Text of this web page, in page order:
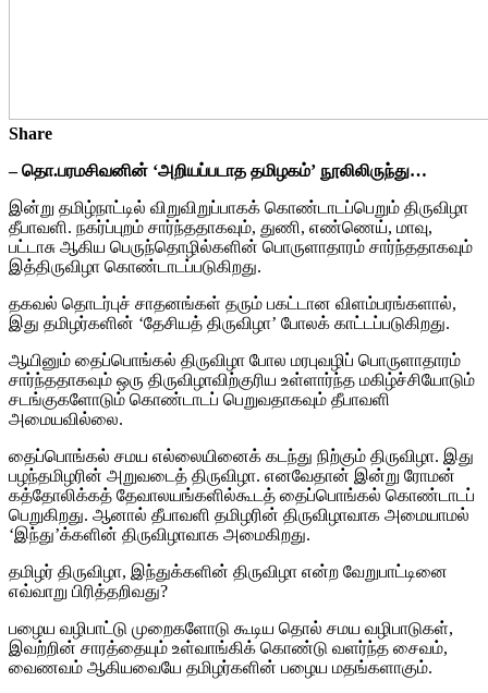
Share
– தொ.பரமசிவனின் ‘அறியப்படாத தமிழகம்’ நூலிலிருந்து…
இன்று தமிழ்நாட்டில் விறுவிறுப்பாகக் கொண்டாடப்பெறும் திருவிழா
தீபாவளி. நகர்ப்புறம் சார்ந்ததாகவும், துணி, எண்ணெய், மாவு,
பட்டாசு ஆகிய பெருந்தொழில்களின் பொருளாதாரம் சார்ந்ததாகவும்
இத்திருவிழா கொண்டாடப்படுகிறது.
தகவல் தொடர்புச் சாதனங்கள் தரும் பகட்டான விளம்பரங்களால்,
இது தமிழர்களின் ‘தேசியத் திருவிழா’ போலக் காட்டப்படுகிறது.
ஆயினும் தைப்பொங்கல் திருவிழா போல மரபுவழிப் பொருளாதாரம்
சார்ந்ததாகவும் ஒரு திருவிழாவிற்குரிய உள்ளார்ந்த மகிழ்ச்சியோடும்
சடங்குகளோடும் கொண்டாடப் பெறுவதாகவும் தீபாவளி
அமையவில்லை.
தைப்பொங்கல் சமய எல்லையினைக் கடந்து நிற்கும் திருவிழா. இது
பழந்தமிழரின் அறுவடைத் திருவிழா. எனவேதான் இன்று ரோமன்
கத்தோலிக்கத் தேவாலயங்களில்கூடத் தைப்பொங்கல் கொண்டாடப்
பெறுகிறது. ஆனால் தீபாவளி தமிழரின் திருவிழாவாக அமையாமல்
‘இந்து’க்களின் திருவிழாவாக அமைகிறது.
தமிழர் திருவிழா, இந்துக்களின் திருவிழா என்ற வேறுபாட்டினை
எவ்வாறு பிரித்தறிவது?
பழைய வழிபாட்டு முறைகளோடு கூடிய தொல் சமய வழிபாடுகள்,
இவற்றின் சாரத்தையும் உள்வாங்கிக் கொண்டு வளர்ந்த சைவம்,
வைணவம் ஆகியவையே தமிழர்களின் பழைய மதங்களாகும்.